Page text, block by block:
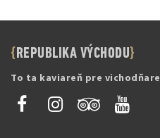
REPUBLIKA VÝCHODU
To ta kaviareň pre vichodňare